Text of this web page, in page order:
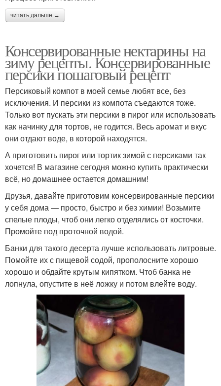
читать дальше →
Консервированные нектарины на
зиму рецепты. Консервированные
персики пошаговый рецепт
Персиковый компот в моей семье любят все, без
исключения. И персики из компота съедаются тоже.
Только вот пускать эти персики в пирог или использовать
как начинку для тортов, не годится. Весь аромат и вкус
они отдают воде, в которой находятся.
А приготовить пирог или тортик зимой с персиками так
хочется! В магазине сегодня можно купить практически
всё, но домашнее остается домашним!
Друзья, давайте приготовим консервированные персики
у себя дома — просто, быстро и без химии! Возьмите
спелые плоды, чтоб они легко отделялись от косточки.
Промойте под проточной водой.
Банки для такого десерта лучше использовать литровые.
Помойте их с пищевой содой, прополосните хорошо
хорошо и обдайте крутым кипятком. Чтоб банка не
лопнула, опустите в неё ложку и потом влейте воду.